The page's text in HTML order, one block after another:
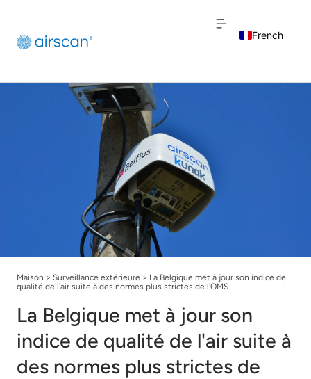
French
Dutch
Maison > Surveillance extérieure > La Belgique met à jour son indice de
qualité de l'air suite à des normes plus strictes de l'OMS.
La Belgique met à jour son
indice de qualité de l'air suite à
des normes plus strictes de